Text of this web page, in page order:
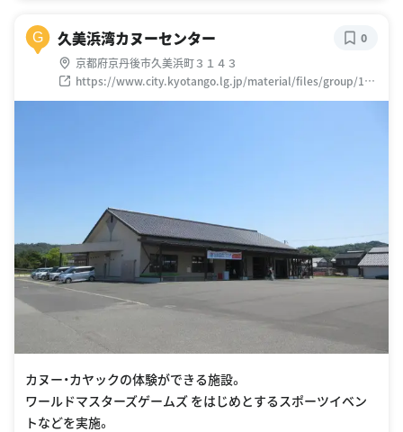
G 久美浜湾カヌーセンター
京都府京丹後市久美浜町３１４３
https://www.city.kyotango.lg.jp/material/files/group/1/2
0210326_n311.pdf
0
カヌー・カヤックの体験ができる施設。
ワールドマスターズゲームズ をはじめとするスポーツイベン
トなどを実施。